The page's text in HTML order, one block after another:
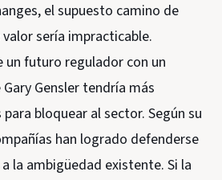
el supuesto camino de
sería impracticable.
un futuro regulador con un
Gensler tendría más
bloquear al sector. Según su
han logrado defenderse
la ambigüedad existente. Si la